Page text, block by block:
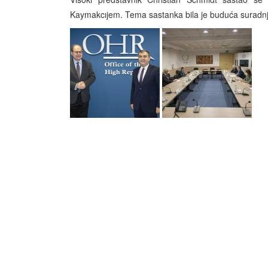
Kaymakcıjem. Tema sastanka bila je buduća